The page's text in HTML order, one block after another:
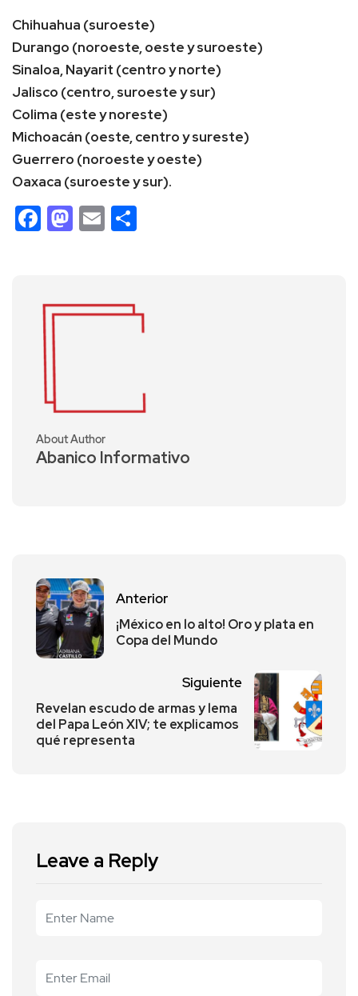
Chihuahua (suroeste)
Durango (noroeste, oeste y suroeste)
Sinaloa, Nayarit (centro y norte)
Jalisco (centro, suroeste y sur)
Colima (este y noreste)
Michoacán (oeste, centro y sureste)
Guerrero (noroeste y oeste)
Oaxaca (suroeste y sur).
Facebook
Mastodon
Email
About Author
Abanico Informativo
Anterior
¡México en lo alto! Oro y plata en
Copa del Mundo
Siguiente
Revelan escudo de armas y lema
del Papa León XIV; te explicamos
qué representa
Leave a Reply